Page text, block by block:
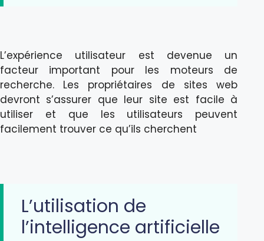
L’expérience utilisateur est devenue un
facteur important pour les moteurs de
recherche. Les propriétaires de sites web
devront s’assurer que leur site est facile à
utiliser et que les utilisateurs peuvent
facilement trouver ce qu’ils cherchent
L’utilisation de
l’intelligence artificielle